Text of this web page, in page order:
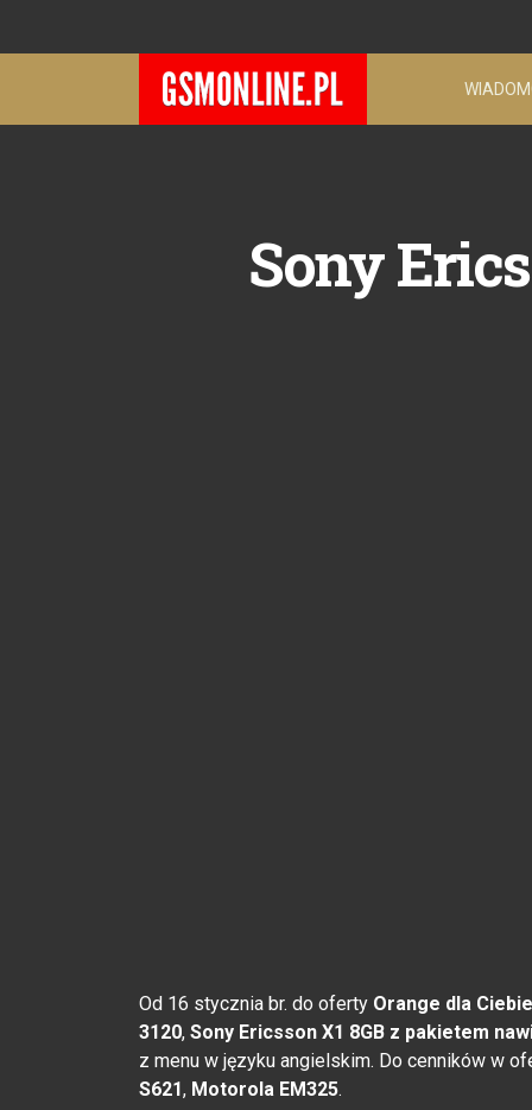
Sony
Od 16 stycznia br. do oferty Orange dla Ciebie
3120, Sony Ericsson X1 8GB z pakietem
z menu w języku angielskim. Do cenników w
S621, Motorola EM325.